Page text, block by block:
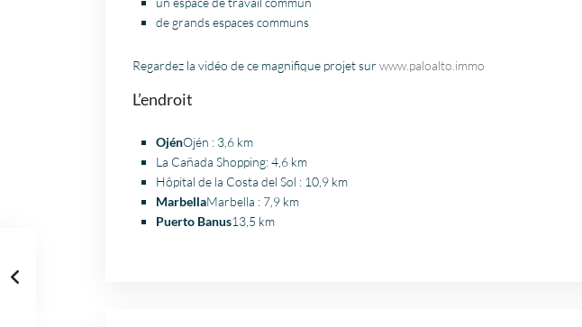
de grands espaces communs
Regardez la vidéo de ce magnifique projet sur www.paloalto.immo
L’endroit
OjénOjén : 3,6 km
La Cañada Shopping: 4,6 km
Hôpital de la Costa del Sol : 10,9 km
MarbellaMarbella : 7,9 km
Puerto Banus13,5 km